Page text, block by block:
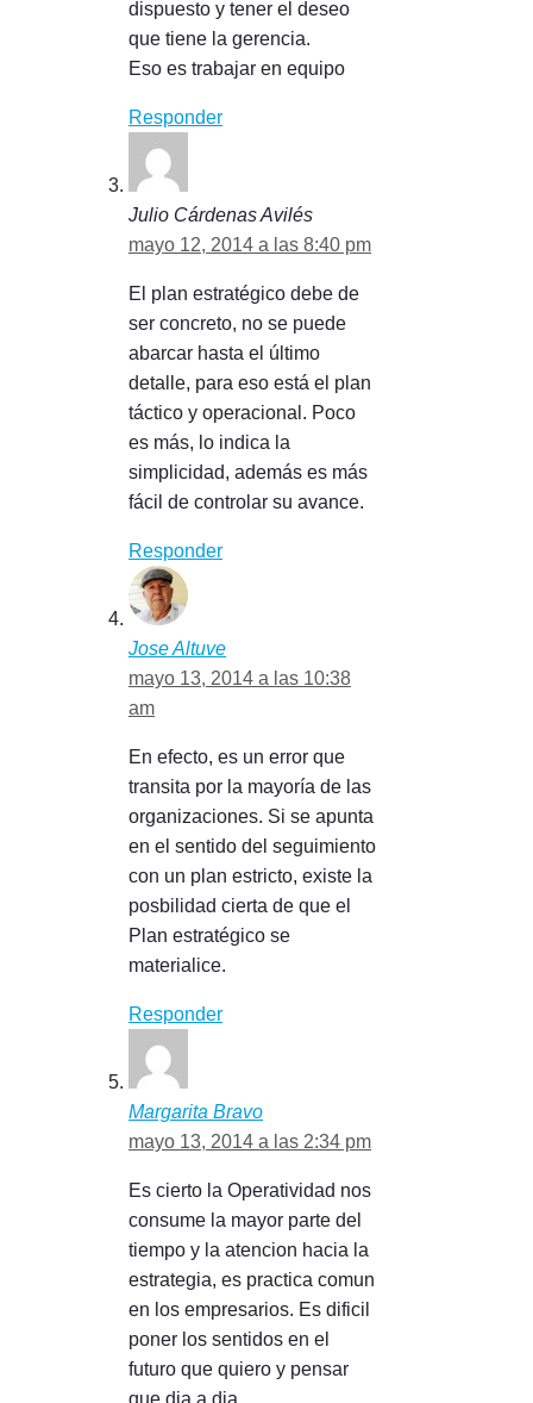
dispuesto y tener el deseo
que tiene la gerencia.
Eso es trabajar en equipo
Responder
Julio Cárdenas Avilés
mayo 12, 2014 a las 8:40 pm
El plan estratégico debe de
ser concreto, no se puede
abarcar hasta el último
detalle, para eso está el plan
táctico y operacional. Poco
es más, lo indica la
simplicidad, además es más
fácil de controlar su avance.
Responder
Jose Altuve
mayo 13, 2014 a las 10:38
am
En efecto, es un error que
transita por la mayoría de las
organizaciones. Si se apunta
en el sentido del seguimiento
con un plan estricto, existe la
posbilidad cierta de que el
Plan estratégico se
materialice.
Responder
Margarita Bravo
mayo 13, 2014 a las 2:34 pm
Es cierto la Operatividad nos
consume la mayor parte del
tiempo y la atencion hacia la
estrategia, es practica comun
en los empresarios. Es dificil
poner los sentidos en el
futuro que quiero y pensar
que dia a dia